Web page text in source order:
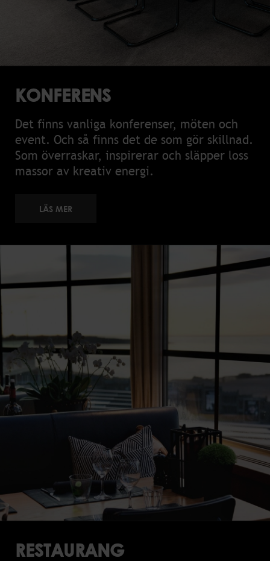
KONFERENS
Det finns vanliga konferenser, möten och
event. Och så finns det de som gör skillnad.
Som överraskar, inspirerar och släpper loss
massor av kreativ energi.
LÄS MER
RESTAURANG